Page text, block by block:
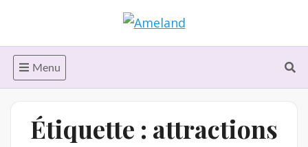
content
Menu
Étiquette : attractions